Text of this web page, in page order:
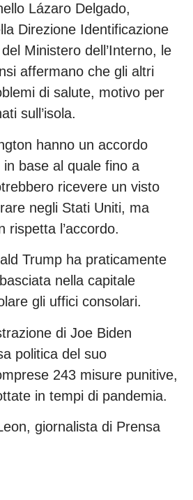
Lázaro Delgado,
Direzione Identificazione
Ministero dell’Interno, le
affermano che gli altri
di salute, motivo per
sull’isola.
hanno un accordo
in base al quale fino a
ricevere un visto
negli Stati Uniti, ma
rispetta l’accordo.
Trump ha praticamente
nella capitale
gli uffici consolari.
di Joe Biden
politica del suo
243 misure punitive,
in tempi di pandemia.
giornalista di Prensa